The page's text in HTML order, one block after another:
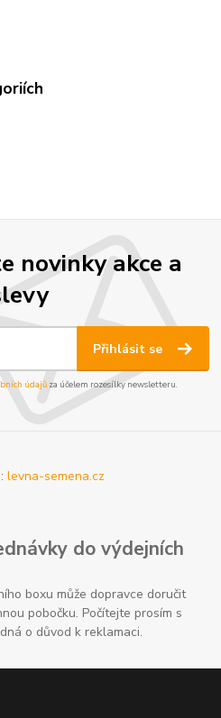
novinky akce a
Přihlásit se
údajůza účelem rozesílky newsletteru.
levna-semena.cz
do výdejních
boxu může dopravce doručit
pobočku. Počítejte prosím s
o důvod k reklamaci.